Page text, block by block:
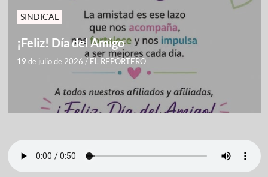
SINDICAL
¡Feliz! Día del Amigo
19 de julio de 2026 / EL REPORTERO